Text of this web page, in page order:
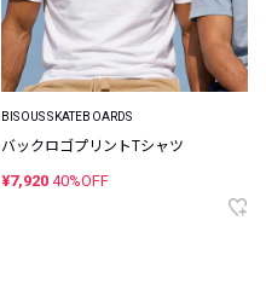
BISOUS SKATEBOARDS
バックロゴプリントTシャツ
¥7,920 40%OFF